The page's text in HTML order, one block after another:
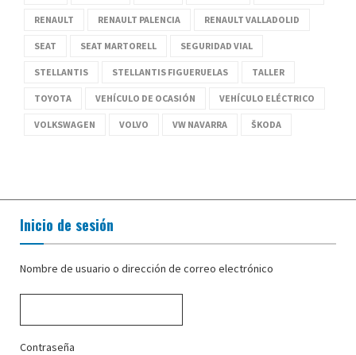
RENAULT RENAULT PALENCIA RENAULT VALLADOLID
SEAT SEAT MARTORELL SEGURIDAD VIAL
STELLANTIS STELLANTIS FIGUERUELAS TALLER
TOYOTA VEHÍCULO DE OCASIÓN VEHÍCULO ELÉCTRICO
VOLKSWAGEN VOLVO VW NAVARRA ŠKODA
Inicio de sesión
Nombre de usuario o dirección de correo electrónico
Contraseña